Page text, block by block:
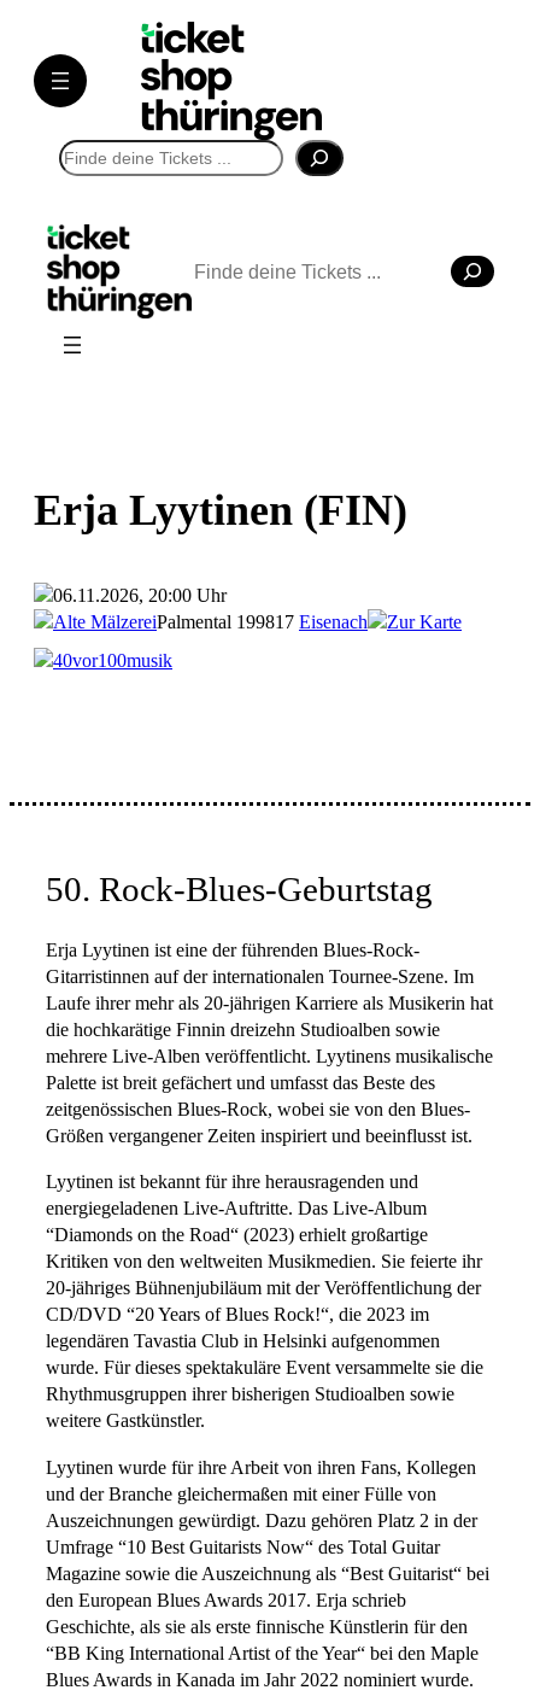
Suchen
Suchen
Erja Lyytinen (FIN)
06.11.2026, 20:00 Uhr
Alte MälzereiPalmental 199817 Eisenach
Zur Karte
40vor100musik
50. Rock-Blues-Geburtstag
Erja Lyytinen ist eine der führenden Blues-Rock-
Gitarristinnen auf der internationalen Tournee-Szene. Im
Laufe ihrer mehr als 20-jährigen Karriere als Musikerin hat
die hochkarätige Finnin dreizehn Studioalben sowie
mehrere Live-Alben veröffentlicht. Lyytinens musikalische
Palette ist breit gefächert und umfasst das Beste des
zeitgenössischen Blues-Rock, wobei sie von den Blues-
Größen vergangener Zeiten inspiriert und beeinflusst ist.
Lyytinen ist bekannt für ihre herausragenden und
energiegeladenen Live-Auftritte. Das Live-Album
“Diamonds on the Road“ (2023) erhielt großartige
Kritiken von den weltweiten Musikmedien. Sie feierte ihr
20-jähriges Bühnenjubiläum mit der Veröffentlichung der
CD/DVD “20 Years of Blues Rock!“, die 2023 im
legendären Tavastia Club in Helsinki aufgenommen
wurde. Für dieses spektakuläre Event versammelte sie die
Rhythmusgruppen ihrer bisherigen Studioalben sowie
weitere Gastkünstler.
Lyytinen wurde für ihre Arbeit von ihren Fans, Kollegen
und der Branche gleichermaßen mit einer Fülle von
Auszeichnungen gewürdigt. Dazu gehören Platz 2 in der
Umfrage “10 Best Guitarists Now“ des Total Guitar
Magazine sowie die Auszeichnung als “Best Guitarist“ bei
den European Blues Awards 2017. Erja schrieb
Geschichte, als sie als erste finnische Künstlerin für den
“BB King International Artist of the Year“ bei den Maple
Blues Awards in Kanada im Jahr 2022 nominiert wurde.